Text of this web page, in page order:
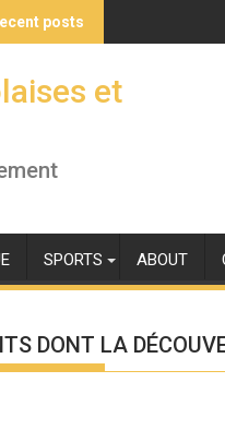
posts
et
SPORTS ABOUT
DONT LA